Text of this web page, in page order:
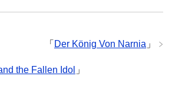
「 Der König Von Narnia 」
the Fallen Idol 」